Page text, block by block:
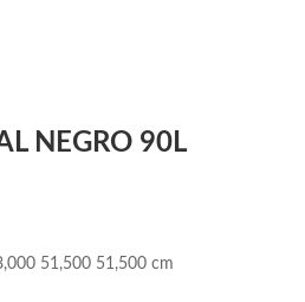
NEGRO 90L
Dimensiones del embalaje: 58,000 51,500 51,500 cm